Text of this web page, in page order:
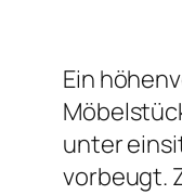
Ein
unter
vorbeugt.